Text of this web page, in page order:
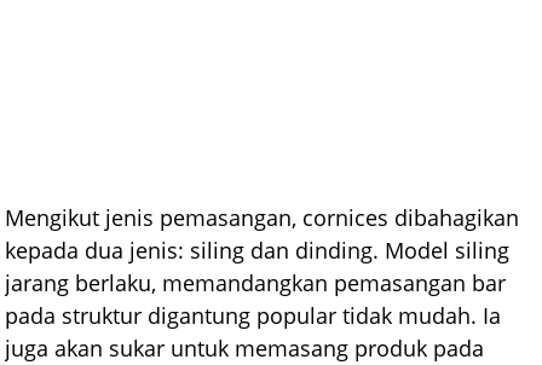
Mengikut jenis pemasangan, cornices dibahagikan
kepada dua jenis: siling dan dinding. Model siling
jarang berlaku, memandangkan pemasangan bar
pada struktur digantung popular tidak mudah. Ia
juga akan sukar untuk memasang produk pada